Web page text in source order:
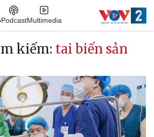
PodcastMultimedia
kiếm: tai biến sản